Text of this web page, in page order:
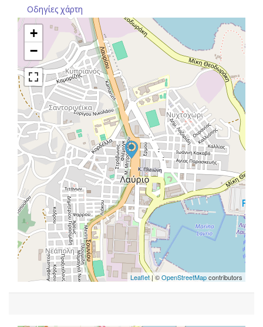
Οδηγίες χάρτη
+
−
Leaflet| ©OpenStreetMapcontributors